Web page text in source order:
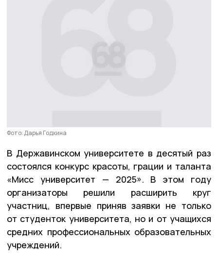
Фото: Дарья Годкина
В Державинском университете в десятый раз
состоялся конкурс красоты, грации и таланта
«Мисс университет — 2025». В этом году
организаторы решили расширить круг
участниц, впервые приняв заявки не только
от студенток университета, но и от учащихся
средних профессиональных образовательных
учреждений.